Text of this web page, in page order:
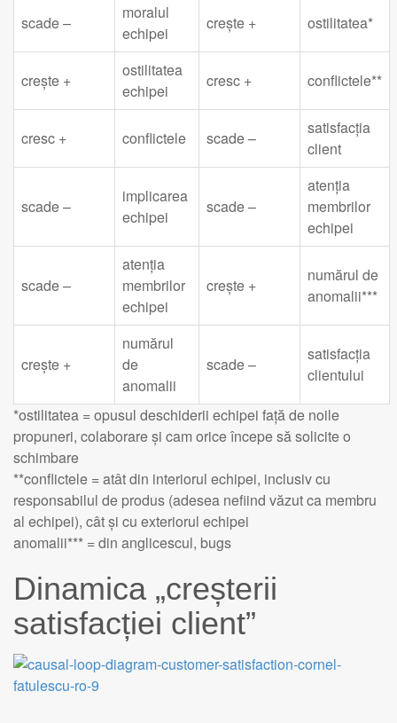
scade –
moralul
echipei
crește + ostilitatea*
crește +
ostilitatea
echipei
cresc + conflictele**
cresc + conflictele scade –
satisfacția
client
scade –
implicarea
echipei
scade –
atenția
membrilor
echipei
scade –
atenția
membrilor
echipei
crește +
numărul de
anomalii***
crește +
numărul
de
anomalii
scade –
satisfacția
clientului
*ostilitatea = opusul deschiderii echipei față de noile
propuneri, colaborare și cam orice începe să solicite o
schimbare
**conflictele = atât din interiorul echipei, inclusiv cu
responsabilul de produs (adesea nefiind văzut ca membru
al echipei), cât și cu exteriorul echipei
anomalii*** = din anglicescul, bugs
Dinamica „creșterii
satisfacției client”